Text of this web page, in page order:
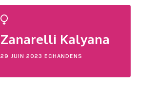
Zanarelli Kalyana
29 JUIN 2023 ECHANDENS